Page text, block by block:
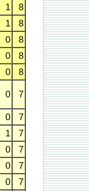
1
8
1
8
0
8
0
8
0 8
0 7
0
7
1
7
0
7
0
7
0
7